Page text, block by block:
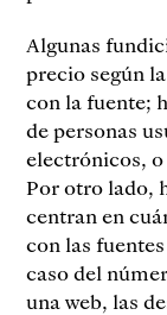
Algunas
precio según
con la fuente;
de personas
electrónicos,
Por otro lado,
centran en
con las
caso del
una web, las